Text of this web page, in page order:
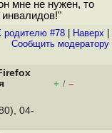
мне не нужен, то
инвалидов!"
родителю #78 Наверх
Cообщить модератору
+ / –
04-